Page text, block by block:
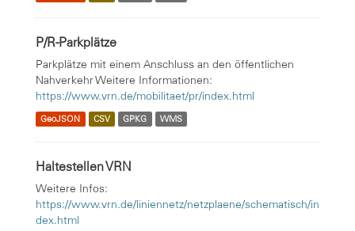
P/R-Parkplätze
Parkplätze mit einem Anschluss an den öffentlichen
Nahverkehr Weitere Informationen:
https://www.vrn.de/mobilitaet/pr/index.html
GeoJSON CSV GPKG WMS
Haltestellen VRN
Weitere Infos:
https://www.vrn.de/liniennetz/netzplaene/schematisch/in
dex.html